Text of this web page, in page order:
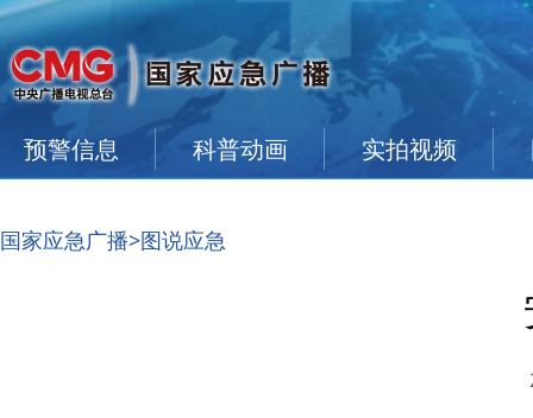
预警信息 科普动画 实拍视频
国家应急广播>图说应急